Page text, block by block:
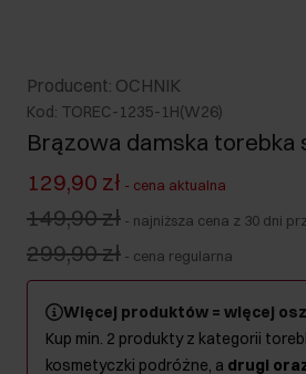
Producent: OCHNIK
Kod: TOREC-1235-1H(W26)
Brązowa damska torebka
129,90 zł - cena aktualna
149,90 zł - najniższa cena z 30 dni
299,90 zł - cena regularna
Więcej produktów = więcej
Kup min. 2 produkty z kategorii
kosmetyczki podróżne, a drugi